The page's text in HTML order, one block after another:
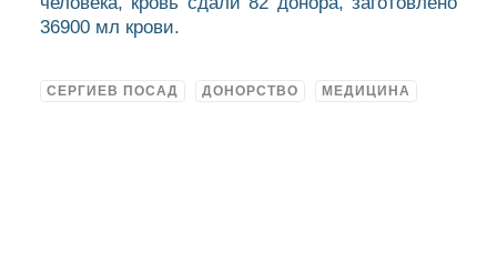
36900 мл крови.
СЕРГИЕВ ПОСАД ДОНОРСТВО МЕДИЦИНА